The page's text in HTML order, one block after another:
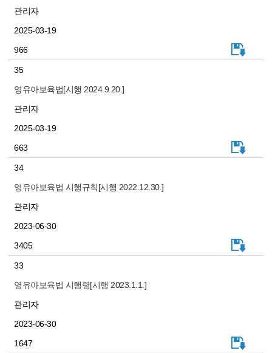
관리자
2025-03-19
966
35
영유아보육법[시행 2024.9.20.]
관리자
2025-03-19
663
34
영유아보육법 시행규칙[시행 2022.12.30.]
관리자
2023-06-30
3405
33
영유아보육법 시행령[시행 2023.1.1.]
관리자
2023-06-30
1647